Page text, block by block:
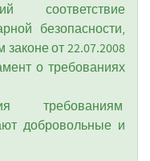
соответствие
безопасности,
от 22.07.2008
о требованиях
требованиям
добровольные и